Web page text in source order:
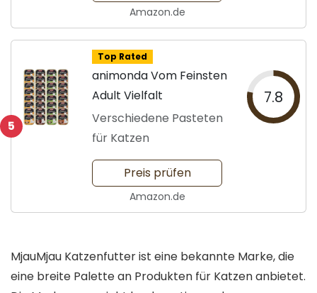
Amazon.de
5
Top Rated
animonda Vom Feinsten
Adult Vielfalt
Verschiedene Pasteten
für Katzen
7.8
Preis prüfen
Amazon.de
MjauMjau Katzenfutter ist eine bekannte Marke, die
eine breite Palette an Produkten für Katzen anbietet.